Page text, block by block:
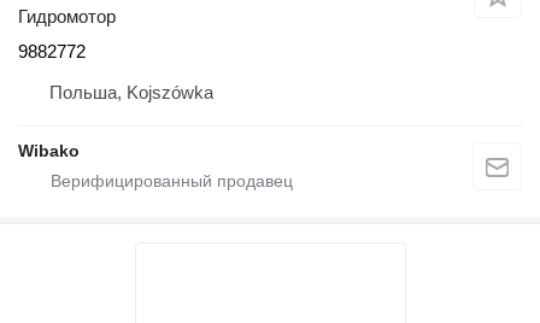
Гидромотор
9882772
Польша, Kojszówka
Wibako